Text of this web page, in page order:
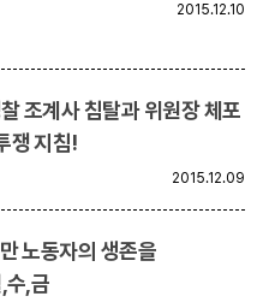
2015.12.10
조계사 침탈과 위원장 체포
쟁 지침!
2015.12.09
노동자의 생존을
수,금